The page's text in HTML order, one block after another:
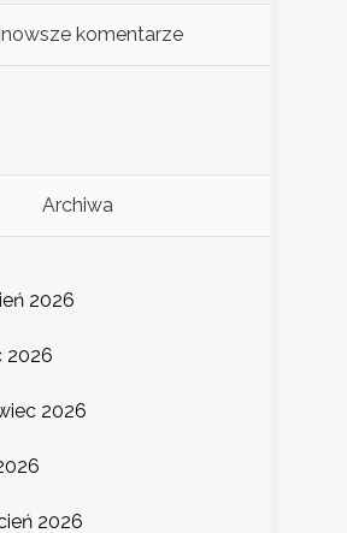
komentarze
Archiwa
2026
2026
2026
2026